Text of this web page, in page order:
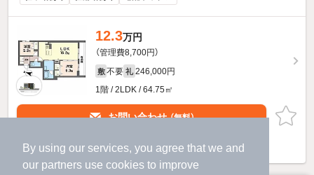
By using our services, you agree that we and
our partners use cookies to improve
12.3万円
（管理費8,700円）
敷 不要 礼 246,000円
1階 / 2LDK / 64.75㎡
お問い合わせ（無料）
提供